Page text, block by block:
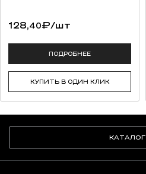
128,40₽/шт
ПОДРОБНЕЕ
КУПИТЬ В ОДИН КЛИК
КАТАЛОГ